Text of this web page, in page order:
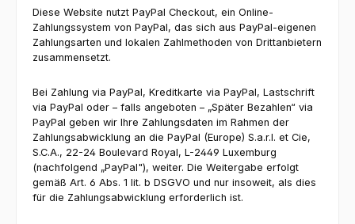
Diese Website nutzt PayPal Checkout, ein Online-
Zahlungssystem von PayPal, das sich aus PayPal-eigenen
Zahlungsarten und lokalen Zahlmethoden von Drittanbietern
zusammensetzt.
Bei Zahlung via PayPal, Kreditkarte via PayPal, Lastschrift
via PayPal oder – falls angeboten – „Später Bezahlen“ via
PayPal geben wir Ihre Zahlungsdaten im Rahmen der
Zahlungsabwicklung an die PayPal (Europe) S.a.r.l. et Cie,
S.C.A., 22-24 Boulevard Royal, L-2449 Luxemburg
(nachfolgend „PayPal"), weiter. Die Weitergabe erfolgt
gemäß Art. 6 Abs. 1 lit. b DSGVO und nur insoweit, als dies
für die Zahlungsabwicklung erforderlich ist.